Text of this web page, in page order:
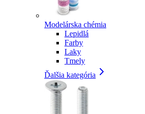
Modelárska chémia
Lepidlá
Farby
Laky
Tmely
Ďalšia kategória